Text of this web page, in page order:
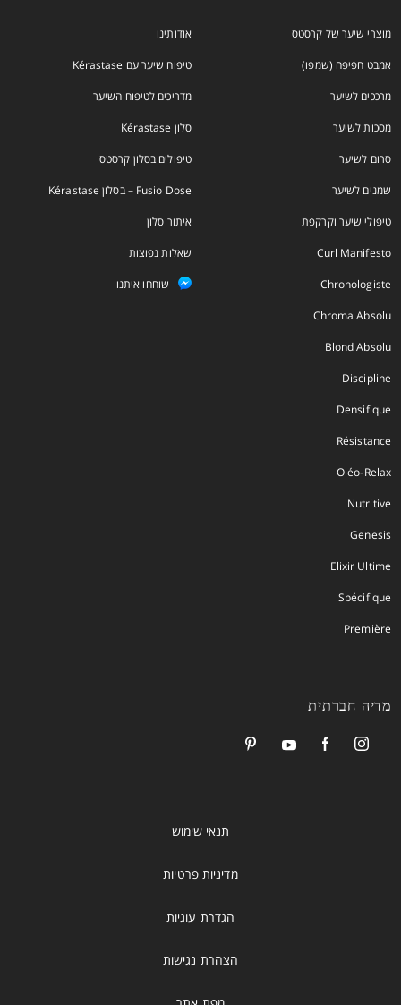
מוצרי שיער של קרסטס
אמבט חפיפה (שמפו)
מרככים לשיער
מסכות לשיער
סרום לשיער
שמנים לשיער
טיפולי שיער וקרקפת
Curl Manifesto
Chronologiste
Chroma Absolu
Blond Absolu
Discipline
Densifique
Résistance
Oléo-Relax
Nutritive
Genesis
Elixir Ultime
Spécifique
Première
אודותינו
טיפוח שיער עם Kérastase
מדריכים לטיפוח השיער
סלון Kérastase
טיפולים בסלון קרסטס
Fusio Dose – בסלון Kérastase
איתור סלון
שאלות נפוצות
שוחחו איתנו
מדיה חברתית
תנאי שימוש
מדיניות פרטיות
הגדרת עוגיות
הצהרת נגישות